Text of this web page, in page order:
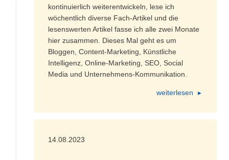
kontinuierlich weiterentwickeln, lese ich
wöchentlich diverse Fach-Artikel und die
lesenswerten Artikel fasse ich alle zwei Monate
hier zusammen. Dieses Mal geht es um
Bloggen, Content-Marketing, Künstliche
Intelligenz, Online-Marketing, SEO, Social
Media und Unternehmens-Kommunikation.
weiterlesen
14.08.2023